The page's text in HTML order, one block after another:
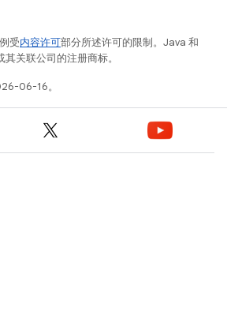
受内容许可部分所述许可的限制。Java 和
关联公司的注册商标。
06-16。